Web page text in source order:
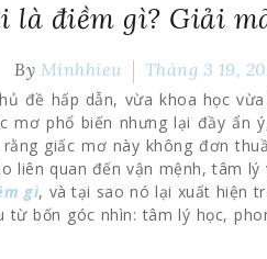
là điềm gì? Giải
By Minhhieu Tháng 3 19,
đề hấp dẫn, vừa khoa học
mơ phổ biến nhưng lại đầy ẩn
giấc mơ này không đơn
liên quan đến vận mệnh, tâm
gì, và tại sao nó lại xuất hiện
từ bốn góc nhìn: tâm lý học,